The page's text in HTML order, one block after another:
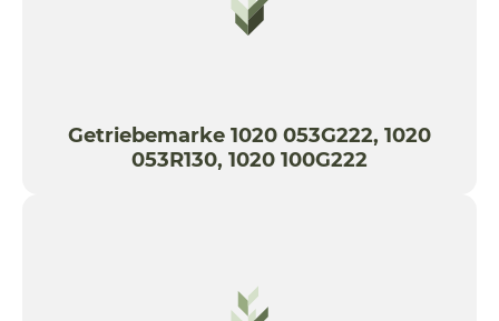
Getriebemarke 1020 053G222, 1020
053R130, 1020 100G222